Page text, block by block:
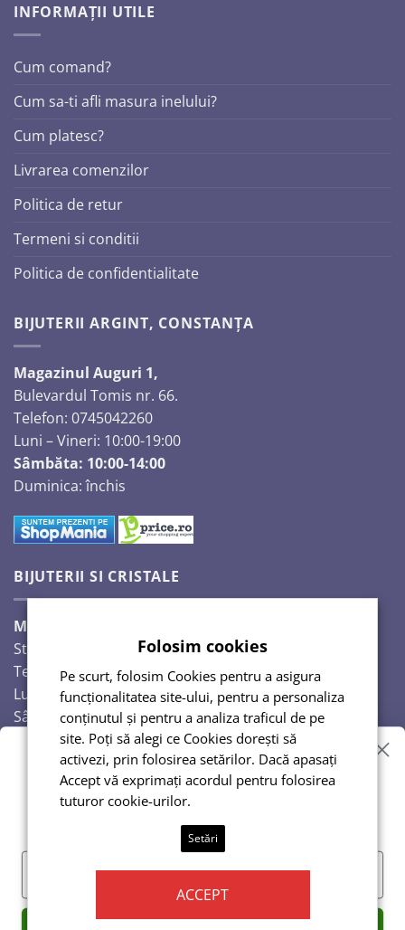
INFORMAȚII UTILE
Cum comand?
Cum sa-ti afli masura inelului?
Cum platesc?
Livrarea comenzilor
Politica de retur
Termeni si conditii
Politica de confidentialitate
BIJUTERII ARGINT, CONSTANȚA
Magazinul Auguri 1,
Bulevardul Tomis nr. 66.
Telefon: 0745042260
Luni – Vineri: 10:00-19:00
Sâmbăta: 10:00-14:00
Duminica: închis
BIJUTERII SI CRISTALE
Magazinul Auguri 2,
Strada Răscoalei 1907, nr. 18.
Telefon: 0720224353
Luni – Vineri: 10:00-18:00
Sâmbăta: 10:00-14:00
Duminică: închis
Folosim cookies
Pe scurt, folosim Cookies pentru a asigura
funcționalitatea site-ului, pentru a personaliza
conținutul și pentru a analiza traficul de pe
site. Poți să alegi ce Cookies dorești să
activezi, prin folosirea setărilor. Dacă apasați
Accept vă exprimați acordul pentru folosirea
tuturor cookie-urilor.
Setări
ACCEPT
Vrei reduceri?
Abonează-te și te anunțăm!